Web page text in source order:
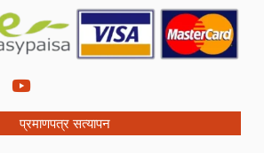
प्रमाणपत्र सत्यापन